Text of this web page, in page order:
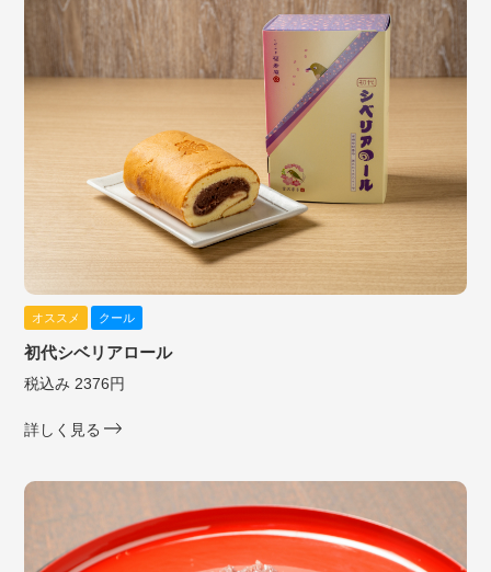
オススメ クール
初代シベリアロール
税込み 2376円
詳しく見る